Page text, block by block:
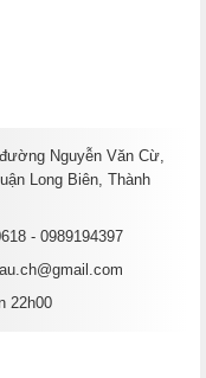
Nguyễn Văn Cừ,
Long Biên, Thành
- 0989194397
22h00